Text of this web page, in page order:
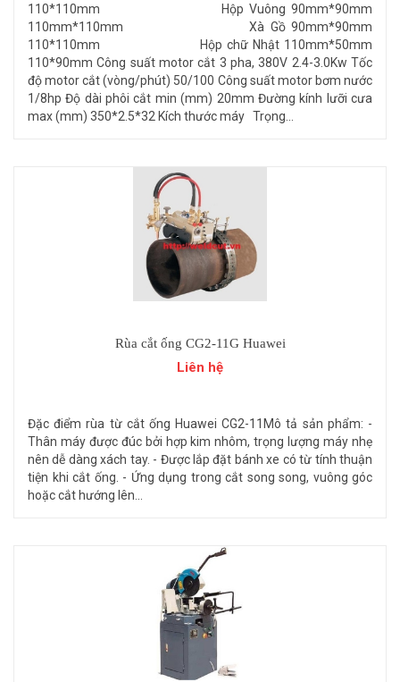
110*110mm Hộp Vuông 90mm*90mm
110mm*110mm Xà Gồ 90mm*90mm
110*110mm Hộp chữ Nhật 110mm*50mm
110*90mm Công suất motor cắt 3 pha, 380V 2.4-3.0Kw Tốc
độ motor cắt (vòng/phút) 50/100 Công suất motor bơm nước
1/8hp Độ dài phôi cắt min (mm) 20mm Đường kính lưỡi cưa
max (mm) 350*2.5*32 Kích thước máy Trọng...
Rùa cắt ống CG2-11G Huawei
Liên hệ
Đặc điểm rùa từ cắt ống Huawei CG2-11 ​ Mô tả sản phẩm: -
Thân máy được đúc bởi hợp kim nhôm, trọng lượng máy nhẹ
nên dễ dàng xách tay. - Được lắp đặt bánh xe có từ tính thuận
tiện khi cắt ống. - Ứng dụng trong cắt song song, vuông góc
hoặc cắt hướng lên...